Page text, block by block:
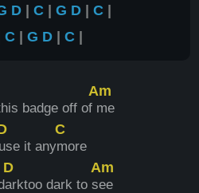
D| C | G D| C |
C | G D| C |
badge off of
Am
me
use it any
C
more
D
arktoo dark to s
Am
ee